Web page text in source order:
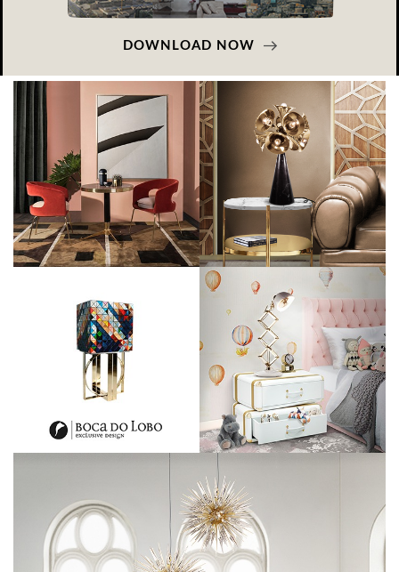
DOWNLOAD NOW